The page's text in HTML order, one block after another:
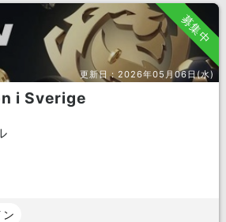
募集中
更新日：2026年05月06日(水)
i Sverige